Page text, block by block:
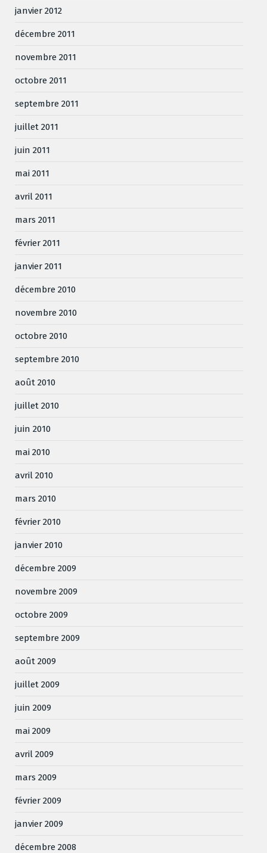
janvier 2012
décembre 2011
novembre 2011
octobre 2011
septembre 2011
juillet 2011
juin 2011
mai 2011
avril 2011
mars 2011
février 2011
janvier 2011
décembre 2010
novembre 2010
octobre 2010
septembre 2010
août 2010
juillet 2010
juin 2010
mai 2010
avril 2010
mars 2010
février 2010
janvier 2010
décembre 2009
novembre 2009
octobre 2009
septembre 2009
août 2009
juillet 2009
juin 2009
mai 2009
avril 2009
mars 2009
février 2009
janvier 2009
décembre 2008